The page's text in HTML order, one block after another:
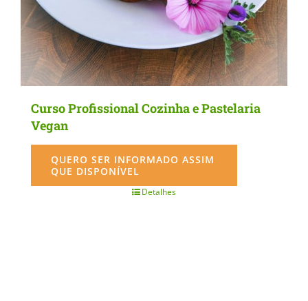
the
product
page
Curso Profissional Cozinha e Pastelaria
Vegan
QUERO SER INFORMADO ASSIM
QUE DISPONÍVEL
Detalhes